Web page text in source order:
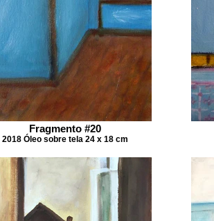
Fragmento #20
2018 Óleo sobre tela 24 x 18 cm